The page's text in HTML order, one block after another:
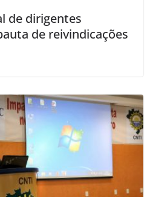
de dirigentes
de reivindicações